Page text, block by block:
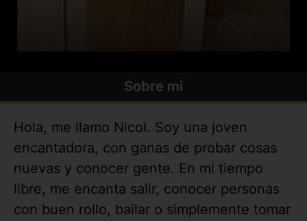
Sobre mi
Hola, me llamo Nicol. Soy una joven
encantadora, con ganas de probar cosas
nuevas y conocer gente. En mi tiempo
libre, me encanta salir, conocer personas
con buen rollo, bailar o simplemente tomar